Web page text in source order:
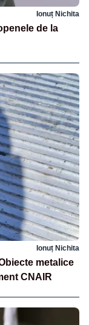
Ionuț Nichita
de la
Ionuț Nichita
metalice
CNAIR